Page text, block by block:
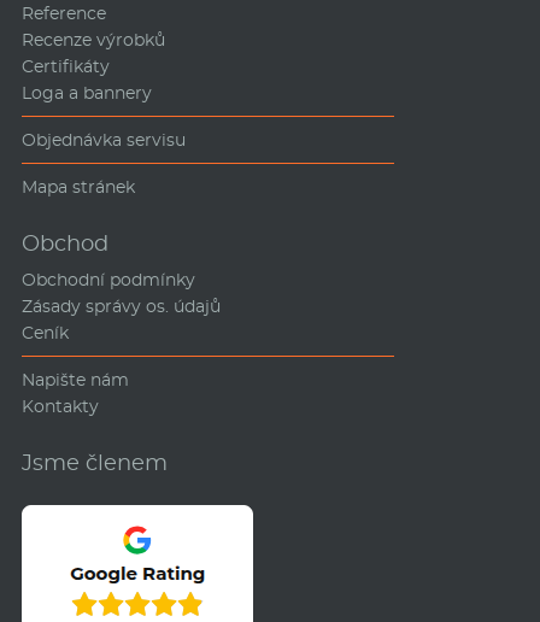
Reference
Recenze výrobků
Certifikáty
Loga a bannery
Objednávka servisu
Mapa stránek
Obchod
Obchodní podmínky
Zásady správy os. údajů
Ceník
Napište nám
Kontakty
Jsme členem